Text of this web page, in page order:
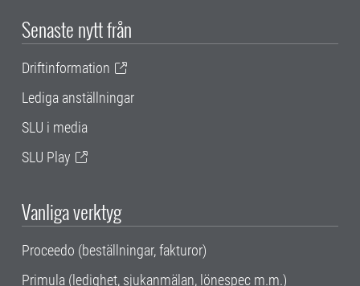
Senaste nytt från
Driftinformation
Lediga anställningar
SLU i media
SLU Play
Vanliga verktyg
Proceedo (beställningar, fakturor)
Primula (ledighet, sjukanmälan, lönespec m.m.)